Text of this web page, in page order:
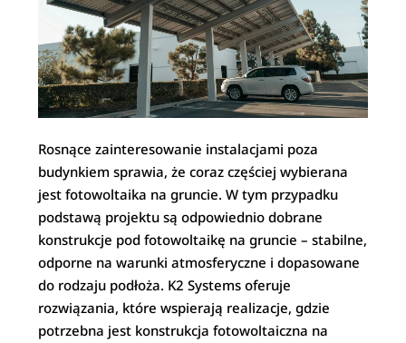
Rosnące zainteresowanie instalacjami poza
budynkiem sprawia, że coraz częściej wybierana
jest fotowoltaika na gruncie. W tym przypadku
podstawą projektu są odpowiednio dobrane
konstrukcje pod fotowoltaikę na gruncie – stabilne,
odporne na warunki atmosferyczne i dopasowane
do rodzaju podłoża. K2 Systems oferuje
rozwiązania, które wspierają realizacje, gdzie
potrzebna jest konstrukcja fotowoltaiczna na